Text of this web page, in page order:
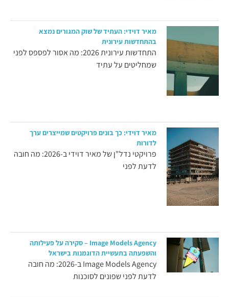
מאיר דוידי: העתיד של שוק המגורים נמצא
בהתחדשות עירונית
התחדשות עירונית 2026: מה אסור לפספס לפני
שמחליטים על עתיד
מאיר דוידי: כך בונים פרויקטים שמייצרים ערך
לדורות
פרויקטי נדל"ן של מאיר דוידי ב-2026: מה חובה
לדעת לפני
Image Models Agency – סקירה על פעילותה
והשפעתה בתעשיית הדוגמנות בישראל
Image Models Agency ב-2026: מה חובה
לדעת לפני שפונים לסוכנות